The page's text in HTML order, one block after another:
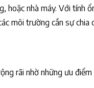
hoặc nhà máy. Với tính
môi trường cần sự chia
rãi nhờ những ưu điểm